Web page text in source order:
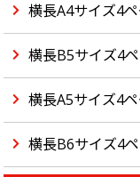
横長A4サイズ4
横長B5サイズ4
横長A5サイズ4
横長B6サイズ4